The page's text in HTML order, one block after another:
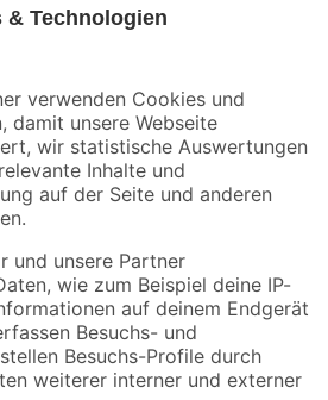
und Aktionen mehr verpassen!
Versandarten